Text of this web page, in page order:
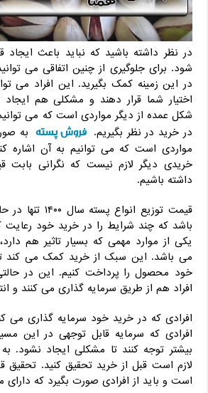
در نظر داشته باشید که نباید باعث
شود. برای جلوگیری از چنین اتفاقی می
در این زمینه کمک بگیرید. این افراد می
اختیار شما قرار دهند و مشکلی هم
شکل عمده از دیگر مواردی است که می
در خرید در نظر بگیریم. فروش پسته به
مواردی است که می توانیم به آن اشاره
خریدی دیگر لازم نیست که نگرانی بابت
داشته باشیم.
قیمت توزیع
باشد که چند شرایط را در خرید خود رعایت
یکی از موارد مهمی که بسیار تاثیر هم
می باشد. این سبک از خرید کمک می کند تا
خود محصول را پرداخت کنیم. این در
افراد هم از طریق سرمایه گذاری می کنند و
افرادی که در خرید خود سرمایه گذاری می
افرادی که سرمایه قابل توجهی در این
بیشتر توجه کنند تا مشکلی ایجاد نشود.
لازم است قبل از خرید تحقیق کنید. تحقیق
است و باید از افرادی صورت بگیرد که دارای